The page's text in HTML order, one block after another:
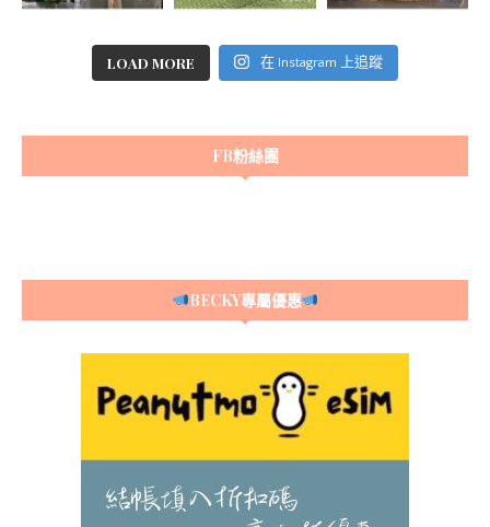
LOAD MORE 在 Instagram 上追蹤
FB粉絲團
BECKY專屬優惠